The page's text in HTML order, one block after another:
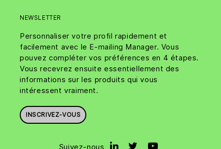
NEWSLETTER
Personnaliser votre profil rapidement et
facilement avec le E-mailing Manager. Vous
pouvez compléter vos préférences en 4 étapes.
Vous recevrez ensuite essentiellement des
informations sur les produits qui vous
intéressent vraiment.
INSCRIVEZ-VOUS
Suivez-nous